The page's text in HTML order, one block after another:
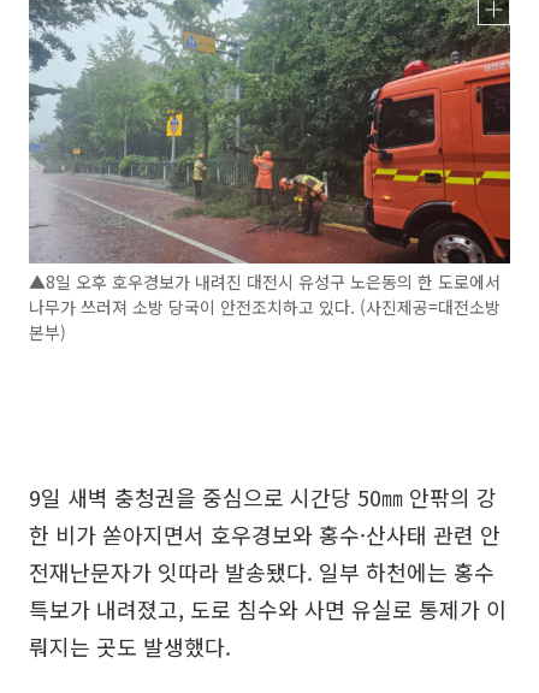
▲8일 오후 호우경보가 내려진 대전시 유성구 노은동의 한 도로에서
나무가 쓰러져 소방 당국이 안전조치하고 있다. (사진제공=대전소방
본부)
9일 새벽 충청권을 중심으로 시간당 50㎜ 안팎의 강
한 비가 쏟아지면서 호우경보와 홍수·산사태 관련 안
전재난문자가 잇따라 발송됐다. 일부 하천에는 홍수
특보가 내려졌고, 도로 침수와 사면 유실로 통제가 이
뤄지는 곳도 발생했다.